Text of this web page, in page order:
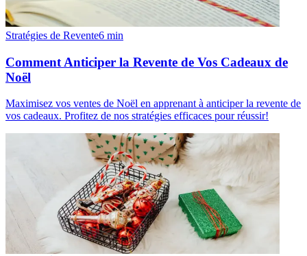
Stratégies de Revente6 min
Comment Anticiper la Revente de Vos Cadeaux de
Noël
Maximisez vos ventes de Noël en apprenant à anticiper la revente de
vos cadeaux. Profitez de nos stratégies efficaces pour réussir!